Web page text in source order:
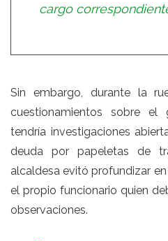
cargo
Sin embargo, durante la
cuestionamientos sobre el
tendría investigaciones
deuda por papeletas de
alcaldesa evitó profundizar
el propio funcionario quien
observaciones.